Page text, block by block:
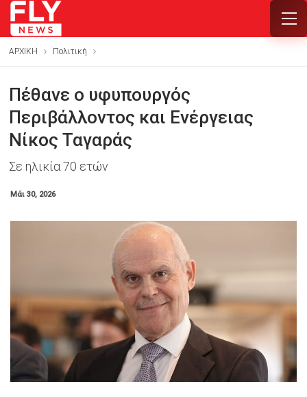
ΑΡΧΙΚΗ Πολιτική
Πέθανε ο υφυπουργός
Περιβάλλοντος και Ενέργειας
Νίκος Ταγαράς
Σε ηλικία 70 ετών
Μάι 30, 2026